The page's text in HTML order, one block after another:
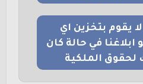
لا يقوم بتخزين اي
ابلاغنا في حالة كان
لحقوق الملكية